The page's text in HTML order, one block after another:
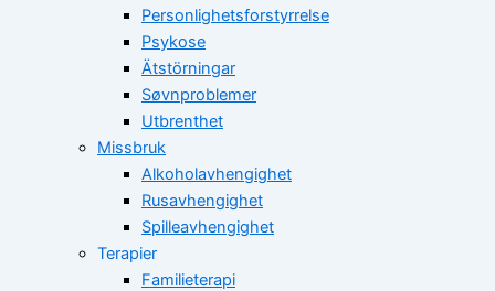
Personlighetsforstyrrelse
Psykose
Ätstörningar
Søvnproblemer
Utbrenthet
Missbruk
Alkoholavhengighet
Rusavhengighet
Spilleavhengighet
Terapier
Familieterapi